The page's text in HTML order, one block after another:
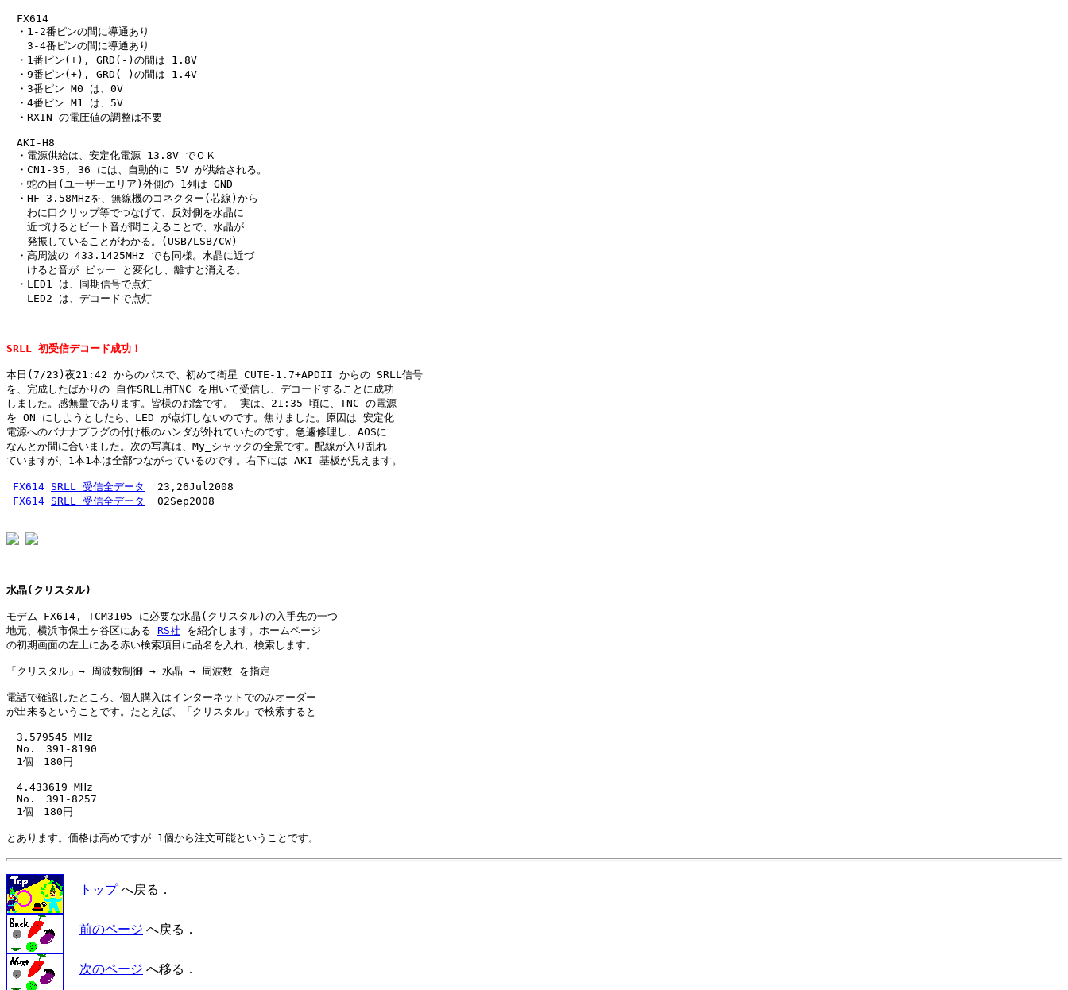
FX614
・1-2番ピンの間に導通あり
3-4番ピンの間に導通あり
・1番ピン(+), GRD(-)の間は 1.8V
・9番ピン(+), GRD(-)の間は 1.4V
・3番ピン M0 は、0V
・4番ピン M1 は、5V
・RXIN の電圧値の調整は不要
AKI-H8
・電源供給は、安定化電源 13.8V でＯＫ
・CN1-35, 36 には、自動的に 5V が供給される。
・蛇の目(ユーザーエリア)外側の 1列は GND
・HF 3.58MHzを、無線機のコネクター(芯線)から
わに口クリップ等でつなげて、反対側を水晶に
近づけるとビート音が聞こえることで、水晶が
発振していることがわかる。(USB/LSB/CW)
・高周波の 433.1425MHz でも同様。水晶に近づ
けると音が ビッー と変化し、離すと消える。
・LED1 は、同期信号で点灯
LED2 は、デコードで点灯
SRLL 初受信デコード成功！
本日(7/23)夜21:42 からのパスで、初めて衛星 CUTE-1.7+APDII からの SRLL信号
を、完成したばかりの 自作SRLL用TNC を用いて受信し、デコードすることに成功
しました。感無量であります。皆様のお陰です。 実は、21:35 頃に、TNC の電源
を ON にしようとしたら、LED が点灯しないのです。焦りました。原因は 安定化
電源へのバナナプラグの付け根のハンダが外れていたのです。急遽修理し、AOSに
なんとか間に合いました。次の写真は、My_シャックの全景です。配線が入り乱れ
ていますが、1本1本は全部つながっているのです。右下には AKI_基板が見えます。
FX614 SRLL 受信全データ
  23,26Jul2008
FX614 SRLL 受信全データ
  02Sep2008
水晶(クリスタル)
モデム FX614, TCM3105 に必要な水晶(クリスタル)の入手先の一つ
地元、横浜市保土ヶ谷区にある RS社 を紹介します。ホームページ
の初期画面の左上にある赤い検索項目に品名を入れ、検索します。
「クリスタル」→ 周波数制御 → 水晶 → 周波数 を指定
電話で確認したところ、個人購入はインターネットでのみオーダー
が出来るということです。たとえば、「クリスタル」で検索すると
3.579545 MHz
No.　391-8190
1個　180円
4.433619 MHz
No.　391-8257
1個　180円
トップへ戻る．
前のページ へ戻る．
次のページ へ移る．